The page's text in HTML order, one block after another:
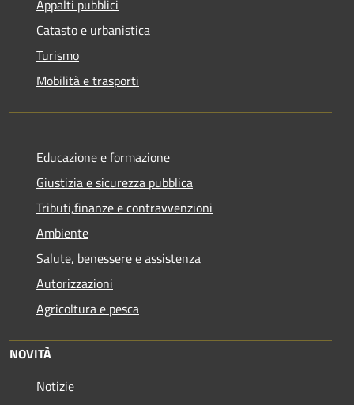
Appalti pubblici
Catasto e urbanistica
Turismo
Mobilità e trasporti
Educazione e formazione
Giustizia e sicurezza pubblica
Tributi,finanze e contravvenzioni
Ambiente
Salute, benessere e assistenza
Autorizzazioni
Agricoltura e pesca
NOVITÀ
Notizie